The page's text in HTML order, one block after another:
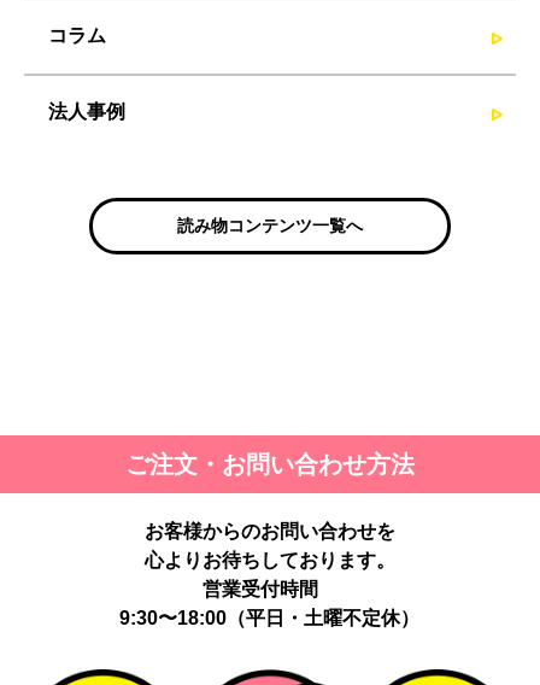
コラム
法人事例
読み物コンテンツ一覧へ
ご注文・お問い合わせ方法
お客様からのお問い合わせを
心よりお待ちしております。
営業受付時間
9:30〜18:00（平日・土曜不定休）